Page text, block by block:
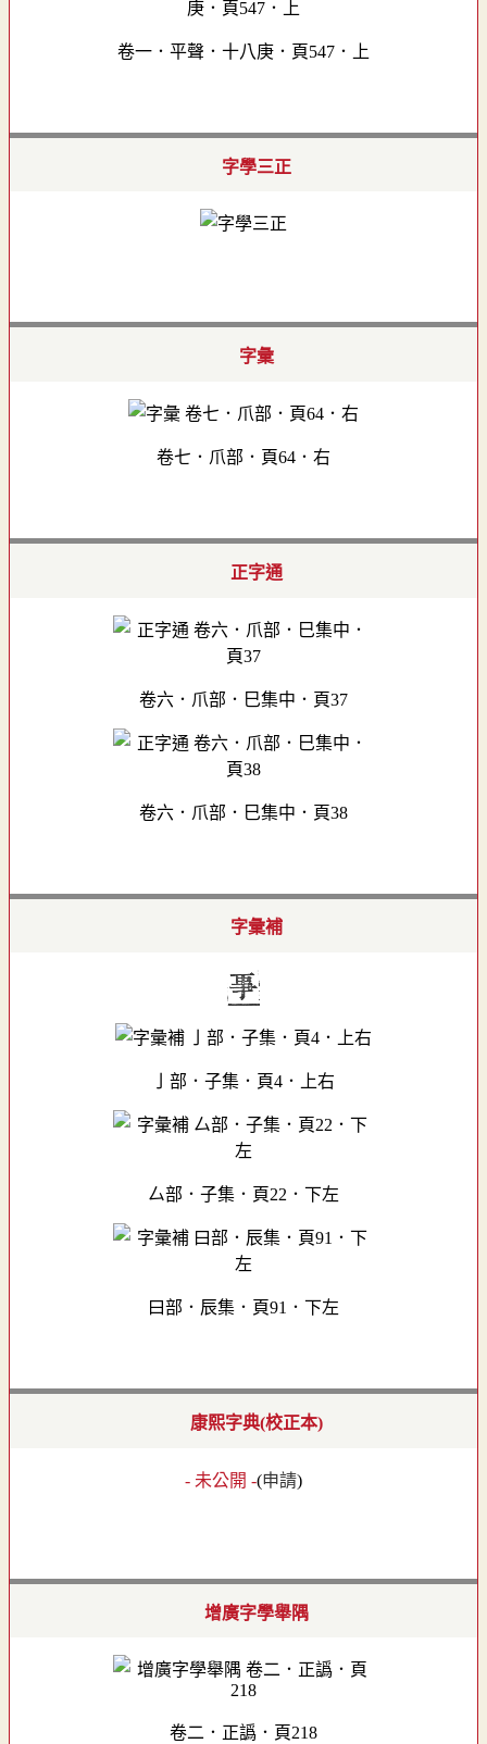
卷一．平聲．十八庚．頁547．上
字學三正
字彙
卷七．爪部．頁64．右
正字通
卷六．爪部．巳集中．頁37
卷六．爪部．巳集中．頁38
字彙補
亅部．子集．頁4．上右
厶部．子集．頁22．下左
曰部．辰集．頁91．下左
康熙字典(校正本)
- 未公開 -(申請)
增廣字學舉隅
卷二．正譌．頁218